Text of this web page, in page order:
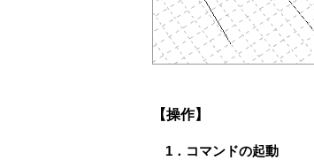
【操作】
1．コマンドの起動